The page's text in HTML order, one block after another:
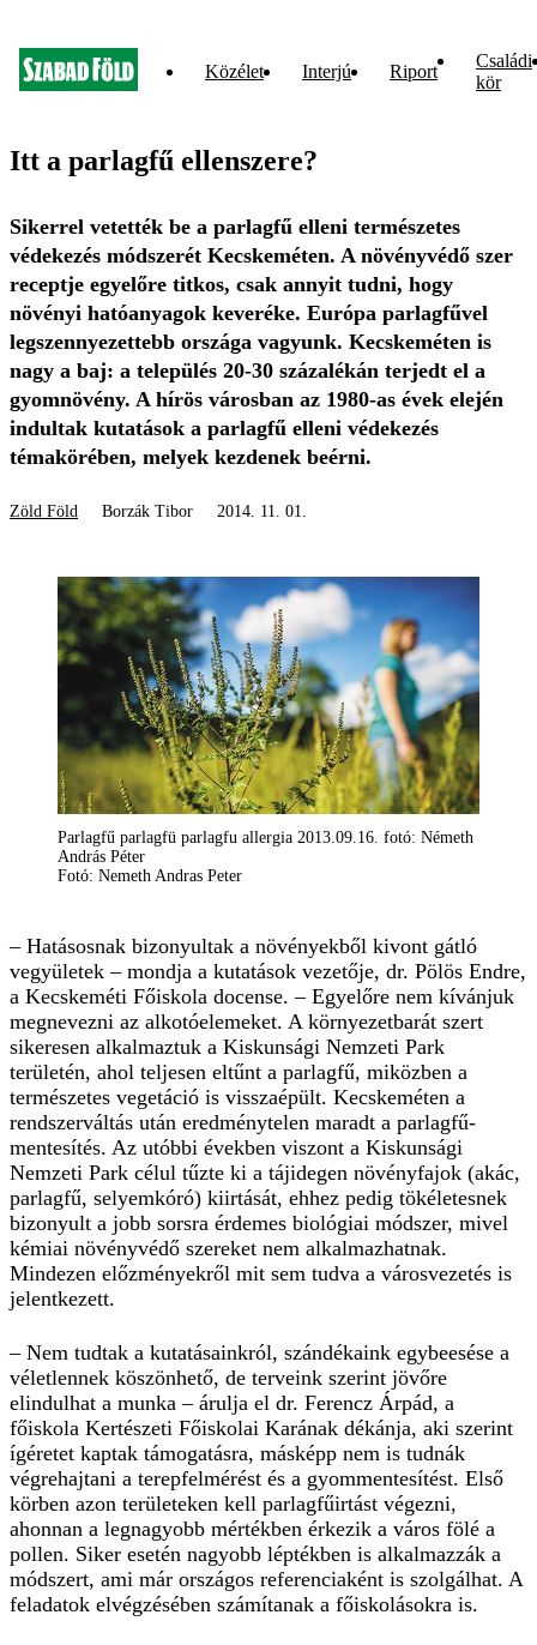
Közélet Interjú Riport
Családi
kör
Itt a parlagfű ellenszere?
Sikerrel vetették be a parlagfű elleni természetes
védekezés módszerét Kecskeméten. A növényvédő szer
receptje egyelőre titkos, csak annyit tudni, hogy
növényi hatóanyagok keveréke. Európa parlagfűvel
legszennyezettebb országa vagyunk. Kecskeméten is
nagy a baj: a település 20-30 százalékán terjedt el a
gyomnövény. A hírös városban az 1980-as évek elején
indultak kutatások a parlagfű elleni védekezés
témakörében, melyek kezdenek beérni.
Zöld Föld Borzák Tibor 2014. 11. 01.
Parlagfű parlagfü parlagfu allergia 2013.09.16. fotó: Németh
András Péter
Fotó: Nemeth Andras Peter
– Hatásosnak bizonyultak a növényekből kivont gátló
vegyületek – mondja a kutatások vezetője, dr. Pölös Endre,
a Kecskeméti Főiskola docense. – Egyelőre nem kívánjuk
megnevezni az alkotóelemeket. A környezetbarát szert
sikeresen alkalmaztuk a Kiskunsági Nemzeti Park
területén, ahol teljesen eltűnt a parlagfű, miközben a
természetes vegetáció is visszaépült. Kecskeméten a
rendszerváltás után eredménytelen maradt a parlagfű-
mentesítés. Az utóbbi években viszont a Kiskunsági
Nemzeti Park célul tűzte ki a tájidegen növényfajok (akác,
parlagfű, selyemkóró) kiirtását, ehhez pedig tökéletesnek
bizonyult a jobb sorsra érdemes biológiai módszer, mivel
kémiai növényvédő szereket nem alkalmazhatnak.
Mindezen előzményekről mit sem tudva a városvezetés is
jelentkezett.
– Nem tudtak a kutatásainkról, szándékaink egybeesése a
véletlennek köszönhető, de terveink szerint jövőre
elindulhat a munka – árulja el dr. Ferencz Árpád, a
főiskola Kertészeti Főiskolai Karának dékánja, aki szerint
ígéretet kaptak támogatásra, másképp nem is tudnák
végrehajtani a terepfelmérést és a gyommentesítést. Első
körben azon területeken kell parlagfűirtást végezni,
ahonnan a legnagyobb mértékben érkezik a város fölé a
pollen. Siker esetén nagyobb léptékben is alkalmazzák a
módszert, ami már országos referenciaként is szolgálhat. A
feladatok elvégzésében számítanak a főiskolásokra is.